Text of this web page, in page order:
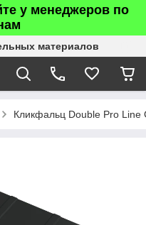
у менеджеров по
материалов
Кликфальц Double Pro